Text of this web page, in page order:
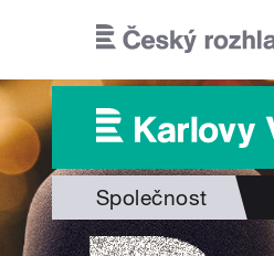
Společnost